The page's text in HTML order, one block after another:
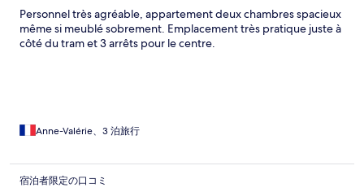
Personnel très agréable, appartement deux chambres spacieux
même si meublé sobrement. Emplacement très pratique juste à
côté du tram et 3 arrêts pour le centre.
Anne-Valérie、3 泊旅行
宿泊者限定の口コミ